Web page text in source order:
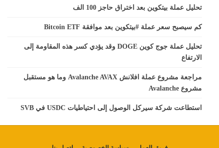
تحليل عملة بيتكوين بعد اختراق حاجز 100 الف
كم سيصبح سعر عملة #بيتكوين بعد موافقة Bitcoin ETF
تحليل عملة جوج كوين DOGE وقد يؤدي كسر هذه المقاومة إلى
الارتفاع
مراجعة مشروع عملة افلانش Avalanche AVAX وما هو مستقبل
مشروع Avalanche
استطاعت شركة سيركل الوصول إلى احتياطيات USDC في SVB